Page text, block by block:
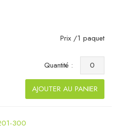
Prix /1 paquet
Quantité :
AJOUTER AU PANIER